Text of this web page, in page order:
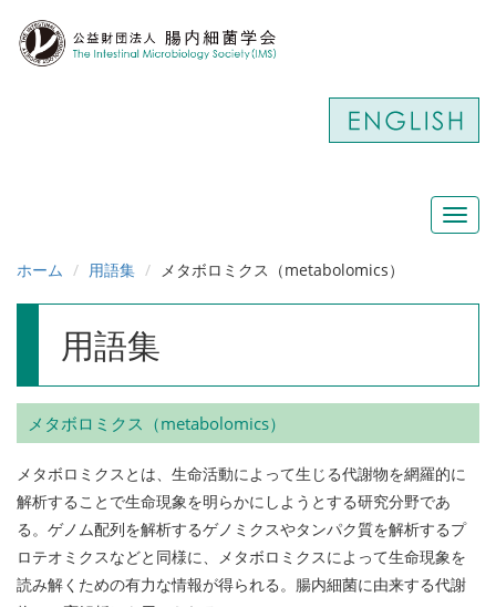
ホーム
用語集 メタボロミクス（metabolomics）
用語集
メタボロミクス（metabolomics）
メタボロミクスとは、生命活動によって生じる代謝物を網羅的に
解析することで生命現象を明らかにしようとする研究分野であ
る。ゲノム配列を解析するゲノミクスやタンパク質を解析するプ
ロテオミクスなどと同様に、メタボロミクスによって生命現象を
読み解くための有力な情報が得られる。腸内細菌に由来する代謝